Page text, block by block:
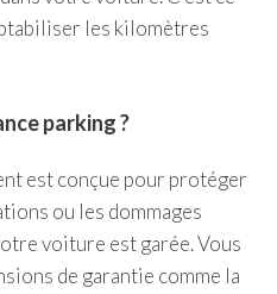
les kilomètres
parking ?
est conçue pour protéger
ou les dommages
voiture est garée. Vous
de garantie comme la